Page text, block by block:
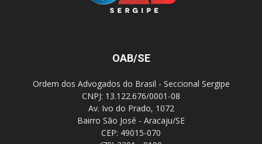
OAB/SE
Ordem dos Advogados do Brasil - Seccional Sergipe
CNPJ: 13.122.676/0001-08
Av. Ivo do Prado, 1072
Bairro São José - Aracaju/SE
CEP: 49015-070